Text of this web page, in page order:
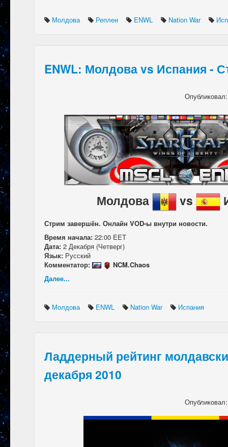
Молдова Реплеи ENWL Nation War
ENWL: Молдова vs Испания -
Молдова vs
Стрим завершён. Онлайн VOD-ы внутри новости.
Время начала: 22:00 EET
Дата: 2 Декабря (Четверг)
Язык: Русский
Комментатор:
NCM.Chaos
Далее...
Молдова ENWL Nation War Испания
Ладдерный рейтинг
декабря 2010